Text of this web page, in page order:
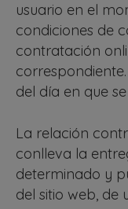
usuario en el
condiciones de
contratación
del día en que
La relación
conlleva la
determinado y
del sitio web, de